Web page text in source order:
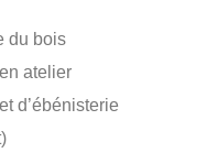
du bois
atelier
d’ébénisterie